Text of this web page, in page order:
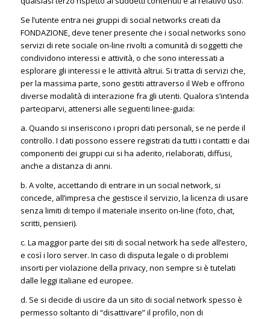
Se l’utente entra nei gruppi di social networks creati da
FONDAZIONE, deve tener presente che i social networks sono
servizi di rete sociale on-line rivolti a comunità di soggetti che
condividono interessi e attività, o che sono interessati a
esplorare gli interessi e le attività altrui. Si tratta di servizi che,
per la massima parte, sono gestiti attraverso il Web e offrono
diverse modalità di interazione fra gli utenti. Qualora s’intenda
parteciparvi, attenersi alle seguenti linee-guida:
a. Quando si inseriscono i propri dati personali, se ne perde il
controllo. I dati possono essere registrati da tutti i contatti e dai
componenti dei gruppi cui si ha aderito, rielaborati, diffusi,
anche a distanza di anni.
b. A volte, accettando di entrare in un social network, si
concede, all’impresa che gestisce il servizio, la licenza di usare
senza limiti di tempo il materiale inserito on-line (foto, chat,
scritti, pensieri).
c. La maggior parte dei siti di social network ha sede all’estero,
e così i loro server. In caso di disputa legale o di problemi
insorti per violazione della privacy, non sempre si è tutelati
dalle leggi italiane ed europee.
d. Se si decide di uscire da un sito di social network spesso è
permesso soltanto di “disattivare” il profilo, non di